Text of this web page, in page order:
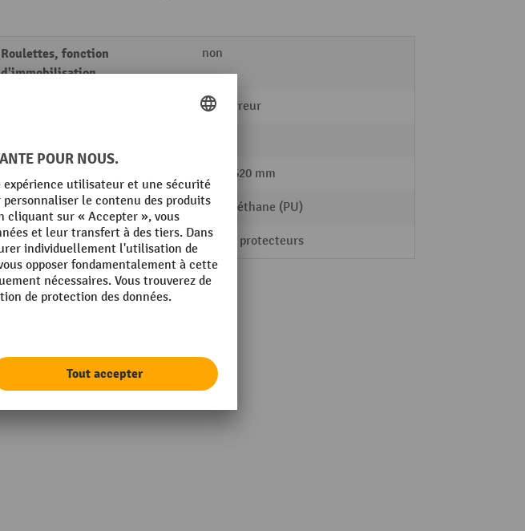
Roulettes, fonction
d'immobilisation
non
Démarreur
430 - 620 mm
Siège/dossier, matériau Polyuréthane (PU)
Sous-construction Patins protecteurs